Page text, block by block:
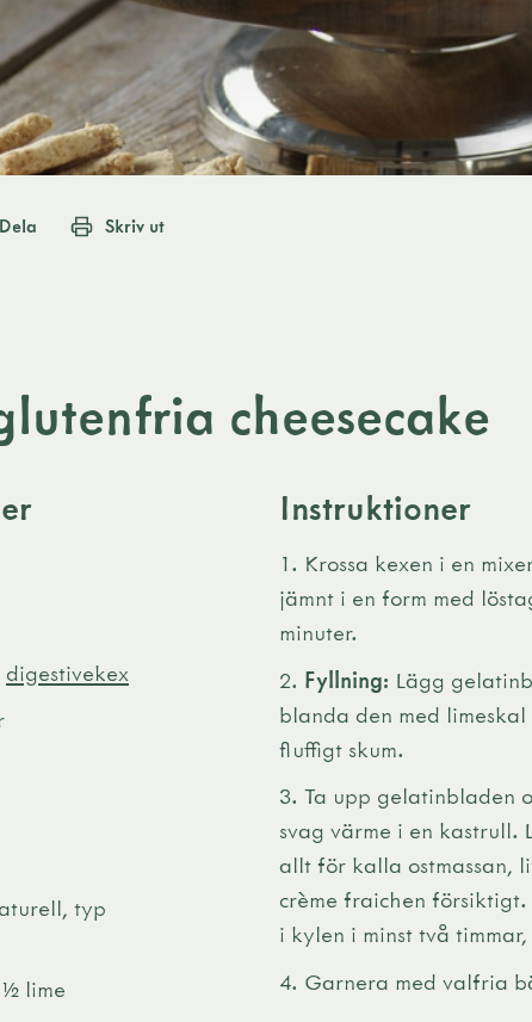
Dela Skriv ut
cheesecake
digestivekex
typ
lime
Instruktioner
1. Krossa kexen i en
jämnt i en form med
minuter.
2. Fyllning: Lägg
blanda den med
fluffigt skum.
3. Ta upp gelatinbladen
svag värme i en kastrull.
allt för kalla ostmassan,
crème fraichen försiktigt.
i kylen i minst två
4. Garnera med valfria